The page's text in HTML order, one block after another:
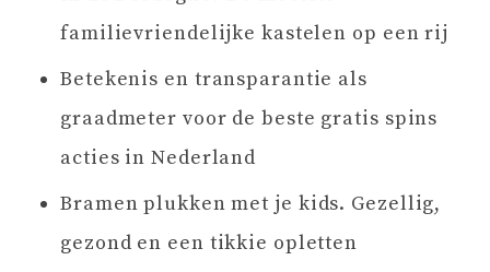
familievriendelijke kastelen op een rij
Betekenis en transparantie als
graadmeter voor de beste gratis spins
acties in Nederland
Bramen plukken met je kids. Gezellig,
gezond en een tikkie opletten